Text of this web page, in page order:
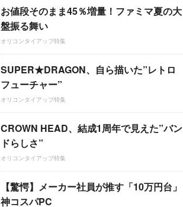
お値段そのまま45％増量！ファミマ夏の大
盤振る舞い
オリコンタイアップ特集
SUPER★DRAGON、自ら描いた”レトロ
フューチャー”
オリコンタイアップ特集
CROWN HEAD、結成1周年で見えた”バン
ドらしさ”
オリコンタイアップ特集
【驚愕】メーカー社員が推す「10万円台」
神コスパPC